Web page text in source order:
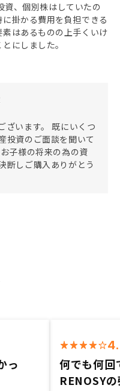
、個別株はしていたの
掛かる費用を負担できる
はあるものの上手くいけ
にしました。
ざいます。 既にいくつ
投資のご面談を聞いて
子様の将来の為の資
断しご購入ありがとう
っ
何でも何回
RENOSY